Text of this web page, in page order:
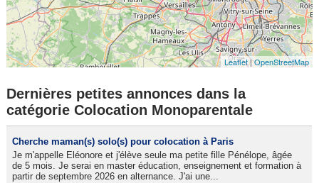
Leaflet|OpenStreetMap
Dernières petites annonces dans la
catégorie Colocation Monoparentale
Cherche maman(s) solo(s) pour colocation à Paris
Je m'appelle Eléonore et j'élève seule ma petite fille Pénélope, âgée
de 5 mois. Je serai en master éducation, enseignement et formation à
partir de septembre 2026 en alternance. J'ai une...